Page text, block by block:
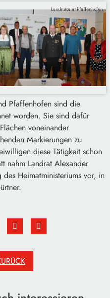
Landratsamt Pfaffenhofen
Pfaffenhofen sind die
worden. Sie sind dafür
voneinander
Markierungen zu
diese Tätigkeit schon
nahm Landrat Alexander
Heimatministeriums vor, in